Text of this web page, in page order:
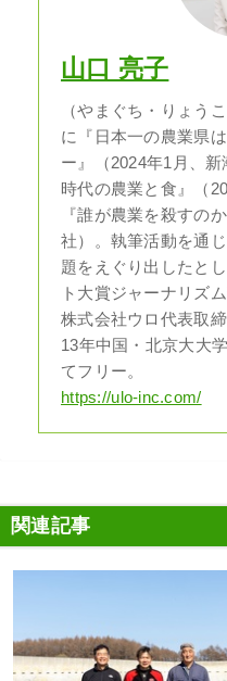
山口 亮子
（やまぐち・りょう
に『日本一の農業県
ー』（2024年1月、
時代の農業と食』（
『誰が農業を殺すの
社）。執筆活動を通
題をえぐり出したと
ト大賞ジャーナリズ
株式会社ウロ代表取
13年中国・北京大大
てフリー。
https://ulo-inc.com/
関連記事